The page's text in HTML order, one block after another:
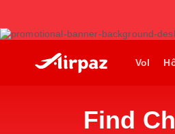
Vol
Find